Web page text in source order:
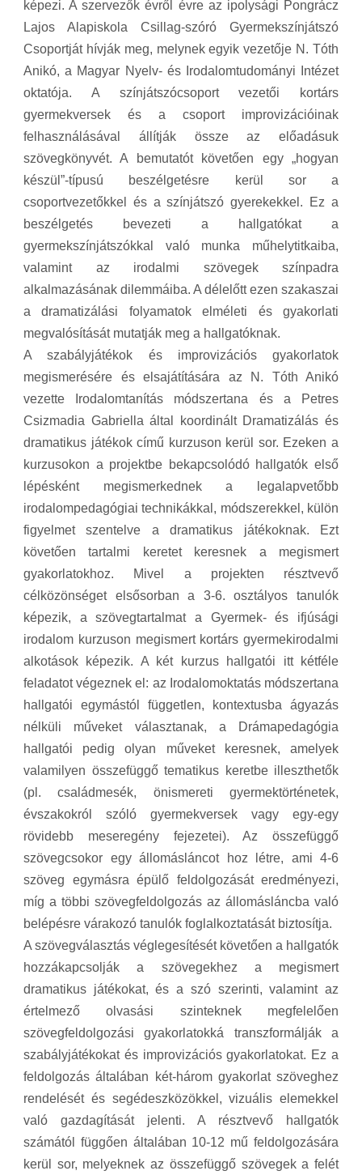
képezi. A szervezők évről évre az ipolysági Pongrácz
Lajos Alapiskola Csillag-szóró Gyermekszínjátszó
Csoportját hívják meg, melynek egyik vezetője N. Tóth
Anikó, a Magyar Nyelv- és Irodalomtudományi Intézet
oktatója. A színjátszócsoport vezetői kortárs
gyermekversek és a csoport improvizációinak
felhasználásával állítják össze az előadásuk
szövegkönyvét. A bemutatót követően egy „hogyan
készül”-típusú beszélgetésre kerül sor a
csoportvezetőkkel és a színjátszó gyerekekkel. Ez a
beszélgetés bevezeti a hallgatókat a
gyermekszínjátszókkal való munka műhelytitkaiba,
valamint az irodalmi szövegek színpadra
alkalmazásának dilemmáiba. A délelőtt ezen szakaszai
a dramatizálási folyamatok elméleti és gyakorlati
megvalósítását mutatják meg a hallgatóknak.
A szabályjátékok és improvizációs gyakorlatok
megismerésére és elsajátítására az N. Tóth Anikó
vezette Irodalomtanítás módszertana és a Petres
Csizmadia Gabriella által koordinált Dramatizálás és
dramatikus játékok című kurzuson kerül sor. Ezeken a
kurzusokon a projektbe bekapcsolódó hallgatók első
lépésként megismerkednek a legalapvetőbb
irodalompedagógiai technikákkal, módszerekkel, külön
figyelmet szentelve a dramatikus játékoknak. Ezt
követően tartalmi keretet keresnek a megismert
gyakorlatokhoz. Mivel a projekten résztvevő
célközönséget elsősorban a 3-6. osztályos tanulók
képezik, a szövegtartalmat a Gyermek- és ifjúsági
irodalom kurzuson megismert kortárs gyermekirodalmi
alkotások képezik. A két kurzus hallgatói itt kétféle
feladatot végeznek el: az Irodalomoktatás módszertana
hallgatói egymástól független, kontextusba ágyazás
nélküli műveket választanak, a Drámapedagógia
hallgatói pedig olyan műveket keresnek, amelyek
valamilyen összefüggő tematikus keretbe illeszthetők
(pl. családmesék, önismereti gyermektörténetek,
évszakokról szóló gyermekversek vagy egy-egy
rövidebb meseregény fejezetei). Az összefüggő
szövegcsokor egy állomásláncot hoz létre, ami 4-6
szöveg egymásra épülő feldolgozását eredményezi,
míg a többi szövegfeldolgozás az állomásláncba való
belépésre várakozó tanulók foglalkoztatását biztosítja.
A szövegválasztás véglegesítését követően a hallgatók
hozzákapcsolják a szövegekhez a megismert
dramatikus játékokat, és a szó szerinti, valamint az
értelmező olvasási szinteknek megfelelően
szövegfeldolgozási gyakorlatokká transzformálják a
szabályjátékokat és improvizációs gyakorlatokat. Ez a
feldolgozás általában két-három gyakorlat szöveghez
rendelését és segédeszközökkel, vizuális elemekkel
való gazdagítását jelenti. A résztvevő hallgatók
számától függően általában 10-12 mű feldolgozására
kerül sor, melyeknek az összefüggő szövegek a felét